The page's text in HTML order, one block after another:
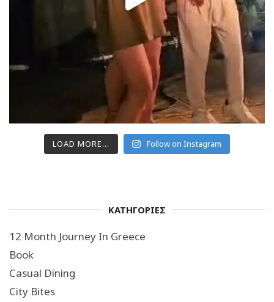
LOAD MORE... Follow on Instagram
ΚΑΤΗΓΟΡΙΕΣ
12 Month Journey In Greece
Book
Casual Dining
City Bites